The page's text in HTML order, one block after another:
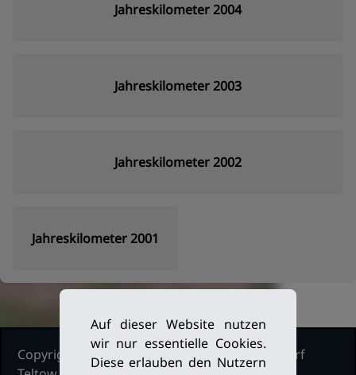
Jahreskilometer 2004
Jahreskilometer 2003
Jahreskilometer 2002
Jahreskilometer 2001
Copyright Ruderclub Kleinmachnow Stahnsdorf
Auf dieser Website nutzen
wir nur essentielle Cookies.
Diese erlauben den Nutzern